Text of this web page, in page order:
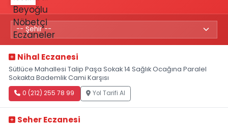
Nihal Eczanesi
Sütlüce Mahallesi Talip Paşa Sokak 14 Sağlık Ocağına Paralel
Sokakta Bademlik Cami Karşısı
0 (212) 255 78 99 Yol Tarifi Al
Seher Eczanesi